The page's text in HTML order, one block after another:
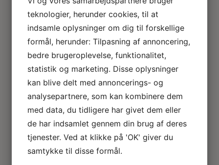
Loftlamper
Lysekroner
Gulvlamper
Udendørslamper
LED lamper
Roseline miniaturelamper
Lampe KIT
El tilbehør
Miniature rum
Café
Badeværelse
Bibliotek / kontor / arbejdsværelse
Børneværelse
Legetøj
teknologier, herunder cookies, til at
indsamle oplysninger om dig til forskellige
formål, herunder: Tilpasning af annoncering,
bedre brugeroplevelse, funktionalitet,
statistik og marketing. Disse oplysninger
kan blive delt med annoncerings- og
analysepartnere, som kan kombinere dem
med data, du tidligere har givet dem eller
de har indsamlet gennem din brug af deres
tjenester. Ved at klikke på 'OK' giver du
samtykke til disse formål.